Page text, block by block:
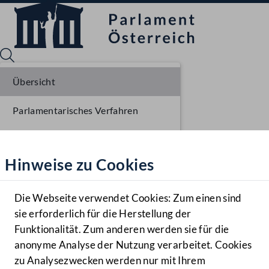
Hilfe
Benutzer
Navigationsmenü öffnen
MENÜ
Hinweise zu Cookies
Die Webseite verwendet Cookies: Zum einen sind
sie erforderlich für die Herstellung der
Funktionalität. Zum anderen werden sie für die
anonyme Analyse der Nutzung verarbeitet. Cookies
zu Analysezwecken werden nur mit Ihrem
Übersicht
Parlamentarisches Verfahren
Liste der Rednerinnen und Redner
Sitzungsdokumente